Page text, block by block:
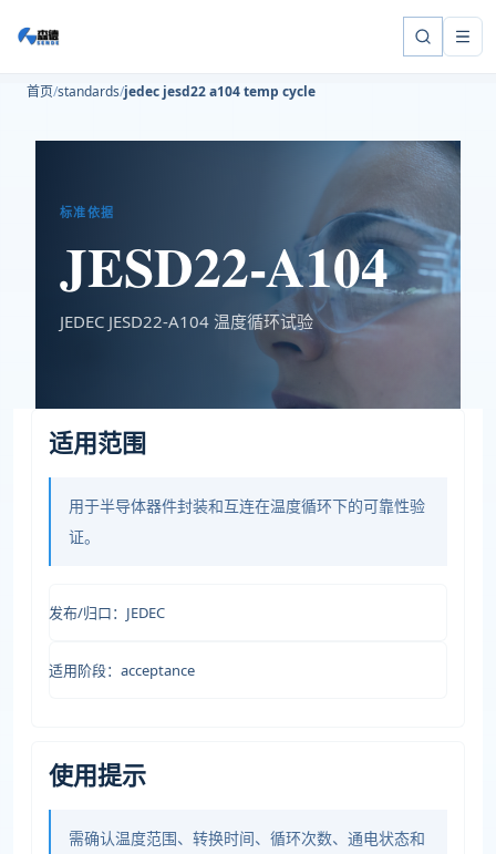
首页 standards jedec jesd22 a104 temp cycle
标准依据
JESD22-A104
JEDEC JESD22-A104 温度循环试验
适用范围
用于半导体器件封装和互连在温度循环下的可靠性验
证。
发布/归口：JEDEC
适用阶段：acceptance
使用提示
需确认温度范围、转换时间、循环次数、通电状态和